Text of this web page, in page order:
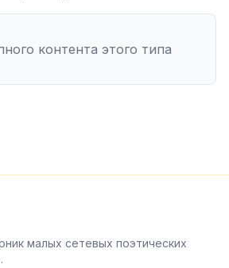
контента этого типа
малых сетевых поэтических